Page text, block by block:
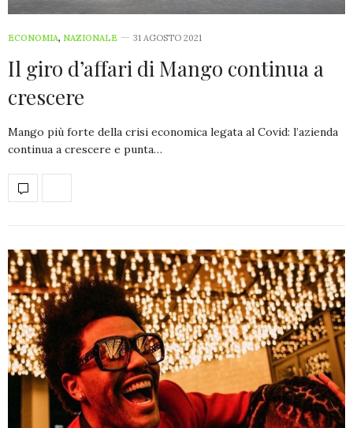
ECONOMIA, NAZIONALE 31 AGOSTO 2021
Il giro d’affari di Mango continua a
crescere
Mango più forte della crisi economica legata al Covid: l’azienda
continua a crescere e punta…